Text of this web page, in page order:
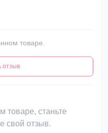
товаре.
отзыв
товаре, станьте
свой отзыв.